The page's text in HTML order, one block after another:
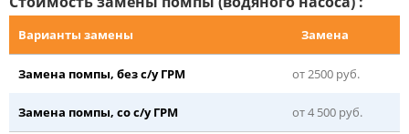
Варианты замены Замена
Замена помпы, без с/у ГРМ от 2500 руб.
Замена помпы, со с/у ГРМ от 4 500 руб.